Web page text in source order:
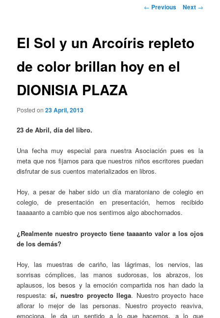
Post
← Previous Next →
El Sol y un Arcoíris repleto
de color brillan hoy en el
DIONISIA PLAZA
Posted on23 April, 2013
23 de Abril, día del libro.
Una fecha muy especial para nuestra Asociación pues es la
meta que nos fijamos para que nuestros niños escritores puedan
disfrutar de sus cuentos materializados en libros.
Hoy, a pesar de haber sido un día maratoniano de colegio en
colegio, de presentación en presentación, hemos recibido
taaaaanto a cambio que nos sentimos algo abochornados.
¿Realmente nuestro proyecto tiene taaaanto valor a los ojos
de los demás?
Hoy, las muestras de cariño, las lágrimas, los nervios, las
sonrisas cómplices, las manos sudorosas, los abrazos, los
aplausos, los besos y la emoción compartida nos han dado la
respuesta: sí, nuestro proyecto llega. Nuestro proyecto hace
aflorar lo mejor de las personas. Nuestro proyecto reaviva,
emociona, le da un sentido a lo que hacemos, a lo que